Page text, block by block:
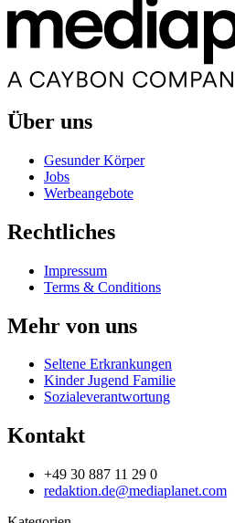
Über uns
Gesunder Körper
Jobs
Werbeangebote
Rechtliches
Impressum
Terms & Conditions
Mehr von uns
Seltene Erkrankungen
Kinder Jugend Familie
Sozialeverantwortung
Kontakt
+49 30 887 11 29 0
redaktion.de@mediaplanet.com